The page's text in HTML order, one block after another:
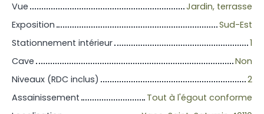
Vue
Jardin, terrasse
Exposition
Sud-Est
Stationnement intérieur
1
Cave
Non
Niveaux (RDC inclus)
2
Assainissement
Tout à l'égout conforme